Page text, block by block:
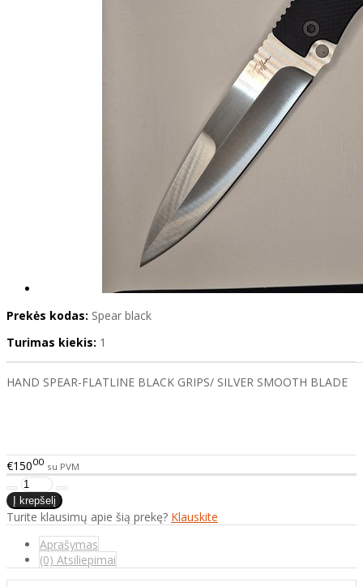
Prekės kodas: Spear black
Turimas kiekis: 1
HAND SPEAR-FLATLINE BLACK GRIPS/ SILVER SMOOTH BLADE
€15000 su PVM
Turite klausimų apie šią prekę? Klauskite
Aprašymas
(0) Atsiliepimai